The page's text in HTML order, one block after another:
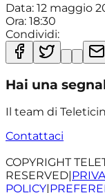
Data: 12 maggio
Ora: 18:30
Condividi:
Hai una
Il team di
Contattaci
COPYRIGHT
RESERVED|
POLICY|